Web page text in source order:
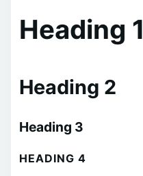
Heading 1
Heading 2
Heading 3
HEADING 4